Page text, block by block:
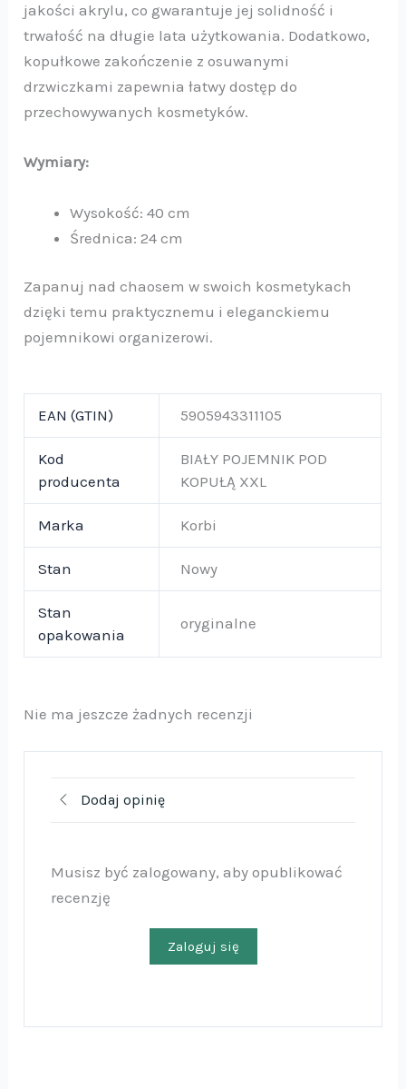
jakości akrylu, co gwarantuje jej solidność i
trwałość na długie lata użytkowania. Dodatkowo,
kopułkowe zakończenie z osuwanymi
drzwiczkami zapewnia łatwy dostęp do
przechowywanych kosmetyków.
Wymiary:
Wysokość: 40 cm
Średnica: 24 cm
Zapanuj nad chaosem w swoich kosmetykach
dzięki temu praktycznemu i eleganckiemu
pojemnikowi organizerowi.
EAN (GTIN) 5905943311105
Kod
producenta
BIAŁY POJEMNIK POD
KOPUŁĄ XXL
Marka Korbi
Stan Nowy
Stan
opakowania
oryginalne
Nie ma jeszcze żadnych recenzji
Dodaj opinię
Musisz być zalogowany, aby opublikować
recenzję
Zaloguj się